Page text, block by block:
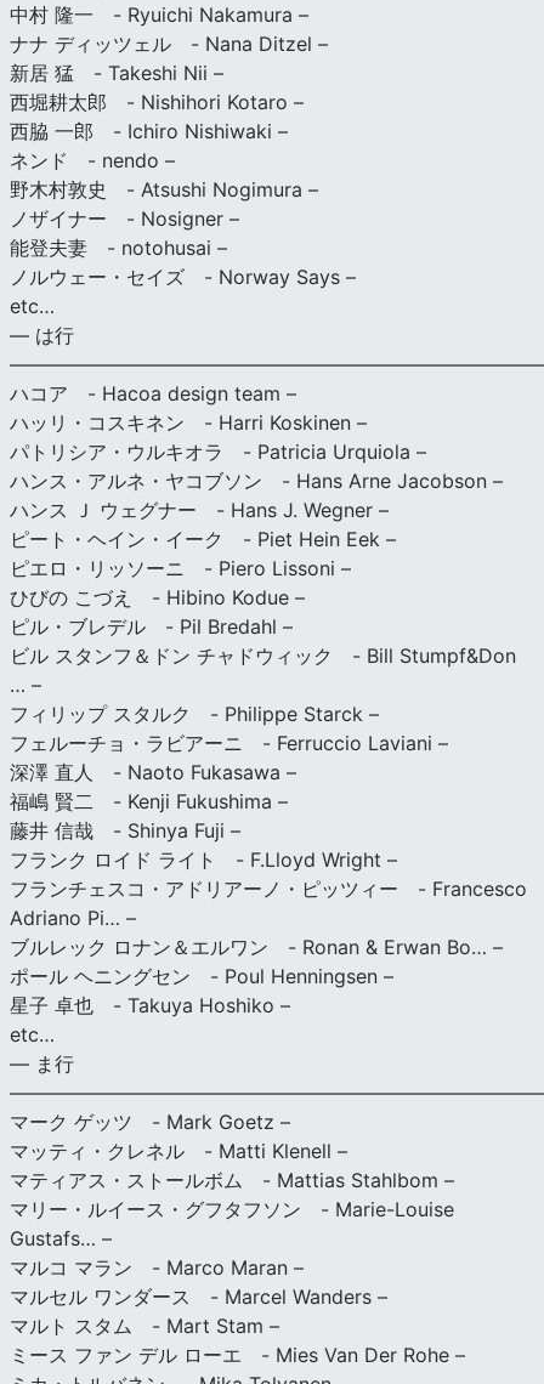
中村 隆一 - Ryuichi Nakamura –
ナナ ディッツェル - Nana Ditzel –
新居 猛 - Takeshi Nii –
西堀耕太郎 - Nishihori Kotaro –
西脇 一郎 - Ichiro Nishiwaki –
ネンド - nendo –
野木村敦史 - Atsushi Nogimura –
ノザイナー - Nosigner –
能登夫妻 - notohusai –
ノルウェー・セイズ - Norway Says –
etc…
— は行
ハコア - Hacoa design team –
ハッリ・コスキネン - Harri Koskinen –
パトリシア・ウルキオラ - Patricia Urquiola –
ハンス・アルネ・ヤコブソン - Hans Arne Jacobson –
ハンス Ｊ ウェグナー - Hans J. Wegner –
ピート・ヘイン・イーク - Piet Hein Eek –
ピエロ・リッソーニ - Piero Lissoni –
ひびの こづえ - Hibino Kodue –
ピル・ブレデル - Pil Bredahl –
ビル スタンフ＆ドン チャドウィック - Bill Stumpf&Don
… –
フィリップ スタルク - Philippe Starck –
フェルーチョ・ラビアーニ - Ferruccio Laviani –
深澤 直人 - Naoto Fukasawa –
福嶋 賢二 - Kenji Fukushima –
藤井 信哉 - Shinya Fuji –
フランク ロイド ライト - F.Lloyd Wright –
フランチェスコ・アドリアーノ・ピッツィー - Francesco
Adriano Pi… –
ブルレック ロナン＆エルワン - Ronan & Erwan Bo… –
ポール ヘニングセン - Poul Henningsen –
星子 卓也 - Takuya Hoshiko –
etc…
— ま行
マーク ゲッツ - Mark Goetz –
マッティ・クレネル - Matti Klenell –
マティアス・ストールボム - Mattias Stahlbom –
マリー・ルイース・グフタフソン - Marie-Louise
Gustafs… –
マルコ マラン - Marco Maran –
マルセル ワンダース - Marcel Wanders –
マルト スタム - Mart Stam –
ミース ファン デル ローエ - Mies Van Der Rohe –